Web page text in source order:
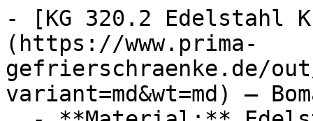
- [KG 320.2 Edelstahl
(https://www.prima-
gefrierschraenke.de/
variant=md&wt=md) —